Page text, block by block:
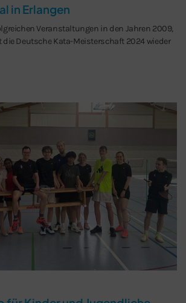
Schließen
in Erlangen
Veranstaltungen in den Jahren 2009,
die Deutsche Kata-Meisterschaft 2024 wieder